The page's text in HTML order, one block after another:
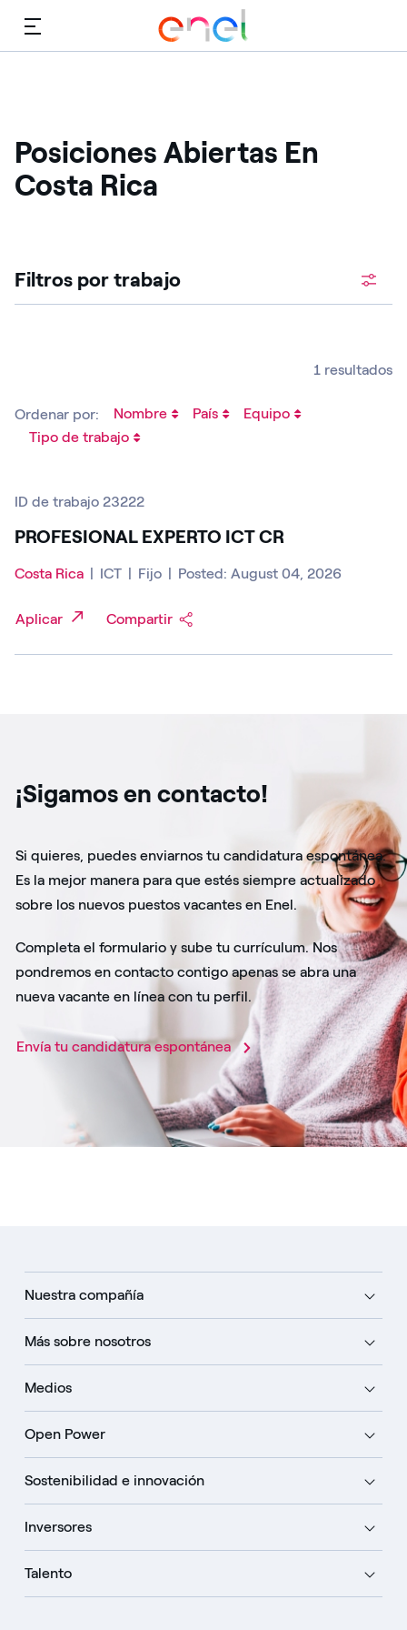
Menú
Posiciones Abiertas En
Costa Rica ​
Filtros por trabajo
1 resultados
Ordenar por:
ID de trabajo 23222
PROFESIONAL EXPERTO ICT CR
Costa Rica ICT Fijo Posted: August 04, 2026
Aplicar Compartir
¡Sigamos en contacto!
Si quieres, puedes enviarnos tu candidatura espontánea.
Es la mejor manera para que estés siempre actualizado
sobre los nuevos puestos vacantes en Enel.
Completa el formulario y sube tu currículum. Nos
pondremos en contacto contigo apenas se abra una
nueva vacante en línea con tu perfil.
Envía tu candidatura espontánea
Nuestra compañía
Más sobre nosotros
Medios
Open Power
Sostenibilidad e innovación
Inversores
Talento